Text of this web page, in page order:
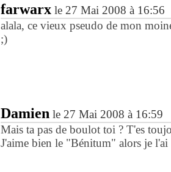
farwarxle 27 Mai 2008 à 16:56
alala, ce vieux pseudo de mon
;)
Damien le 27 Mai 2008 à 16:59
Mais ta pas de boulot toi ? T'es
J'aime bien le "Bénitum" alors je l'ai